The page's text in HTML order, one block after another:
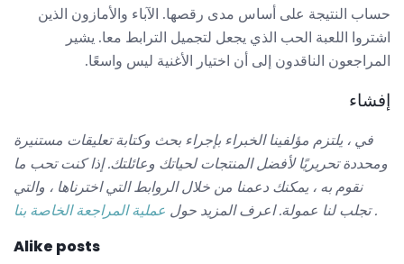
حساب النتيجة على أساس مدى رقصها. الآباء والأمازون الذين
اشتروا اللعبة الحب الذي يجعل لتجميل الترابط معا. يشير
المراجعون الناقدون إلى أن اختيار الأغنية ليس واسعًا.
إفشاء
في ، يلتزم مؤلفينا الخبراء بإجراء بحث وكتابة تعليقات مستنيرة
ومحددة تحريريًا لأفضل المنتجات لحياتك وعائلتك. إذا كنت تحب ما
نقوم به ، يمكنك دعمنا من خلال الروابط التي اخترناها ، والتي
تجلب لنا عمولة. اعرف المزيد حول عملية المراجعة الخاصة بنا
.
Alike posts